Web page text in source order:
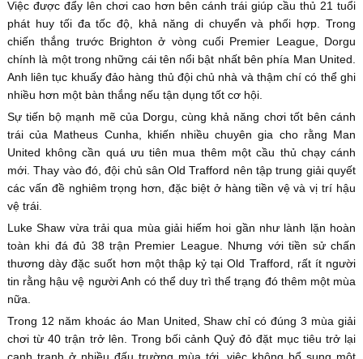
Việc được đẩy lên chơi cao hơn bên cánh trái giúp cầu thủ 21 tuổi
phát huy tối đa tốc độ, khả năng di chuyển và phối hợp. Trong
chiến thắng trước Brighton ở vòng cuối Premier League, Dorgu
chính là một trong những cái tên nổi bật nhất bên phía Man United.
Anh liên tục khuấy đảo hàng thủ đội chủ nhà và thậm chí có thể ghi
nhiều hơn một bàn thắng nếu tận dụng tốt cơ hội.
Sự tiến bộ mạnh mẽ của Dorgu, cùng khả năng chơi tốt bên cánh
trái của Matheus Cunha, khiến nhiều chuyên gia cho rằng Man
United không cần quá ưu tiên mua thêm một cầu thủ chạy cánh
mới. Thay vào đó, đội chủ sân Old Trafford nên tập trung giải quyết
các vấn đề nghiêm trọng hơn, đặc biệt ở hàng tiền vệ và vị trí hậu
vệ trái.
Luke Shaw vừa trải qua mùa giải hiếm hoi gần như lành lặn hoàn
toàn khi đá đủ 38 trận Premier League. Nhưng với tiền sử chấn
thương dày đặc suốt hơn một thập kỷ tại Old Trafford, rất ít người
tin rằng hậu vệ người Anh có thể duy trì thể trạng đó thêm một mùa
nữa.
Trong 12 năm khoác áo Man United, Shaw chỉ có đúng 3 mùa giải
chơi từ 40 trận trở lên. Trong bối cảnh Quỷ đỏ đặt mục tiêu trở lại